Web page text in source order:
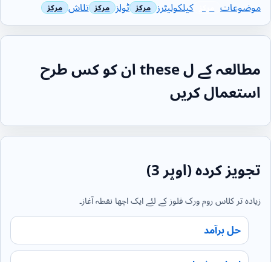
موضوعات کیلکولیٹرز ٹولز تلاش
مطالعہ کے ل these ان کو کس طرح
استعمال کریں
تجویز کردہ (اوپر 3)
زیادہ تر کلاس روم ورک فلوز کے لئے ایک اچھا نقطہ آغاز۔
حل برآمد